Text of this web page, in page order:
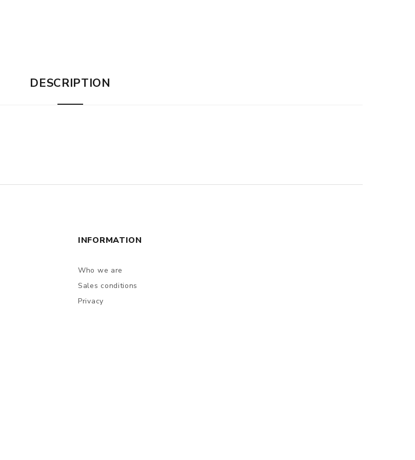
DESCRIPTION
INFORMATION
Who we are
Sales conditions
Privacy